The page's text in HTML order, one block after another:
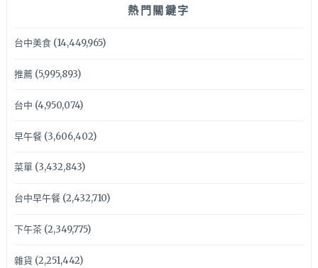
熱門關鍵字
台中美食(14,449,965)
推薦(5,995,893)
台中 (4,950,074)
早午餐(3,606,402)
菜單(3,432,843)
台中早午餐(2,432,710)
下午茶(2,349,775)
雜貨 (2,251,442)